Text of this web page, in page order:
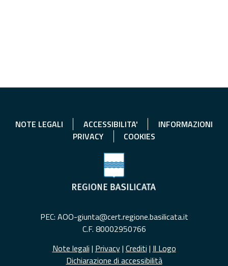
NOTE LEGALI ACCESSIBILITA'
INFORMAZIONI
PRIVACY
COOKIES
PEC: AOO-giunta@cert.regione.basilicata.it
C.F. 80002950766
Note legali | Privacy| Crediti | Il Logo
Dichiarazione di accessibilità